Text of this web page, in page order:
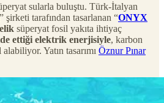
sularla buluştu. Türk-İtalyan
” şirketi tarafından tasarlanan “ONYX
süperyat fosil yakıta ihtiyaç
ettiği elektrik enerjisiyle, karbon
Yatın tasarımı Öznur Pınar